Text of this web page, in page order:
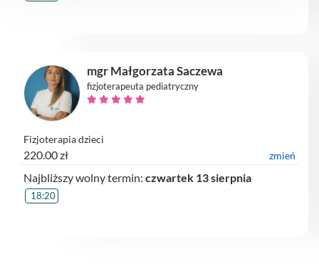
mgr Małgorzata Saczewa
fizjoterapeuta pediatryczny
Fizjoterapia dzieci
220.00 zł zmień
Najbliższy wolny termin: czwartek 13 sierpnia
18:20